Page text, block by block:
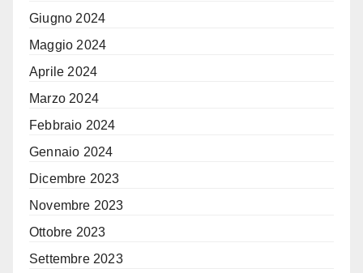
Giugno 2024
Maggio 2024
Aprile 2024
Marzo 2024
Febbraio 2024
Gennaio 2024
Dicembre 2023
Novembre 2023
Ottobre 2023
Settembre 2023